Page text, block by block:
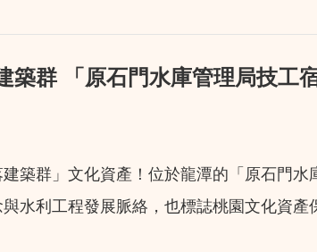
築群 「原石門水庫管理局技工
築群」文化資產！位於龍潭的「原石門
水利工程發展脈絡，也標誌桃園文化資產